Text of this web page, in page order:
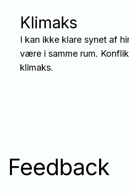
Klimaks
I kan ikke klare synet af
være i samme rum.
klimaks.
Feedback